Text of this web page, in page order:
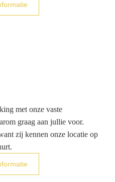
met onze vaste
graag aan jullie voor.
zij kennen onze locatie op